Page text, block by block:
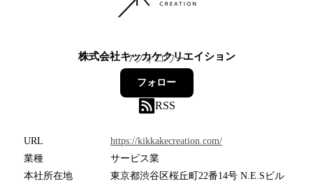
株式会社キッカケクリエイション
7フォロワー
フォロー
RSS
URL
https://kikkakecreation.com/
業種
サービス業
本社所在地
東京都渋谷区桜丘町22番14号 N.E.Sビル